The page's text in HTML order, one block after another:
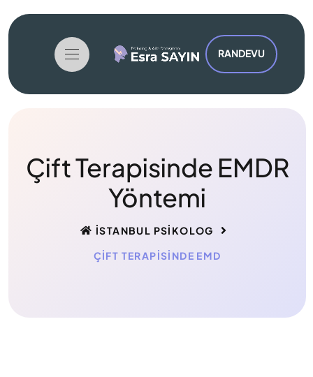
RANDEVU
Çift Terapisinde EMDR
Yöntemi
İSTANBUL PSIKOLOG
ÇIFT TERAPISINDE EMD